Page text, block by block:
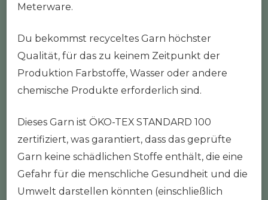
Meterware.
Du bekommst recyceltes Garn höchster
Qualität, für das zu keinem Zeitpunkt der
Produktion Farbstoffe, Wasser oder andere
chemische Produkte erforderlich sind.
Dieses Garn ist ÖKO-TEX STANDARD 100
zertifiziert, was garantiert, dass das geprüfte
Garn keine schädlichen Stoffe enthält, die eine
Gefahr für die menschliche Gesundheit und die
Umwelt darstellen könnten (einschließlich